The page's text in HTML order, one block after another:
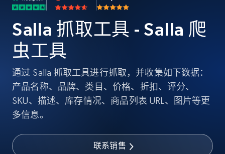
Salla 抓取工具 - Salla 爬
虫工具
通过 Salla 抓取工具进行抓取，并收集如下数据：
产品名称、品牌、类目、价格、折扣、评分、
SKU、描述、库存情况、商品列表 URL、图片等更
多信息。
联系销售